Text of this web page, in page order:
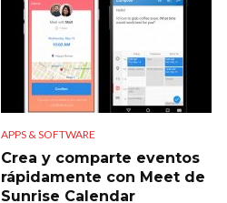
APPS & SOFTWARE
Crea y comparte eventos
rápidamente con Meet de
Sunrise Calendar